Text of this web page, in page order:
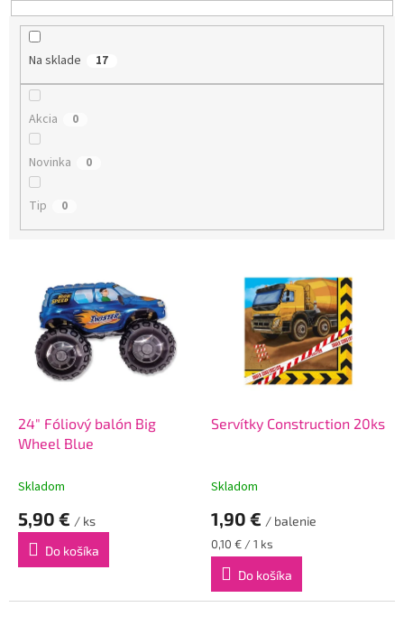
d
Na sklade 17
Akcia 0
Novinka 0
Tip 0
24" Fóliový balón Big
Wheel Blue
Skladom
5,90 € / ks
Do košíka
Servítky Construction 20ks
Skladom
1,90 € / balenie
Jednotková
cena:
0,10 € / 1 ks
Do košíka